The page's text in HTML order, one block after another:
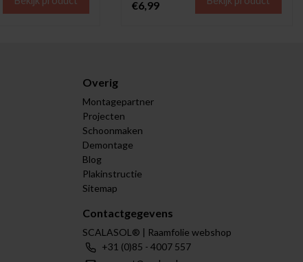
€6,99
Overig
Montagepartner
Projecten
Schoonmaken
Demontage
Blog
Plakinstructie
Sitemap
Contactgegevens
SCALASOL® | Raamfolie webshop
+31 (0)85 - 4007 557